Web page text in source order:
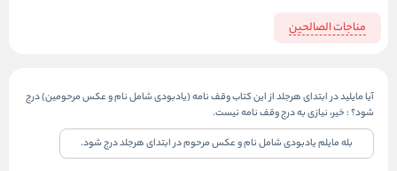
مناجات الصالحین
آیا مایلید در ابتدای هرجلد از این کتاب وقف نامه (یادبودی شامل نام و عکس مرحومین) درج
شود؟:خیر، نیازی به درج وقف نامه نیست.
بله مایلم یادبودی شامل نام و عکس مرحوم در ابتدای هرجلد درج شود.